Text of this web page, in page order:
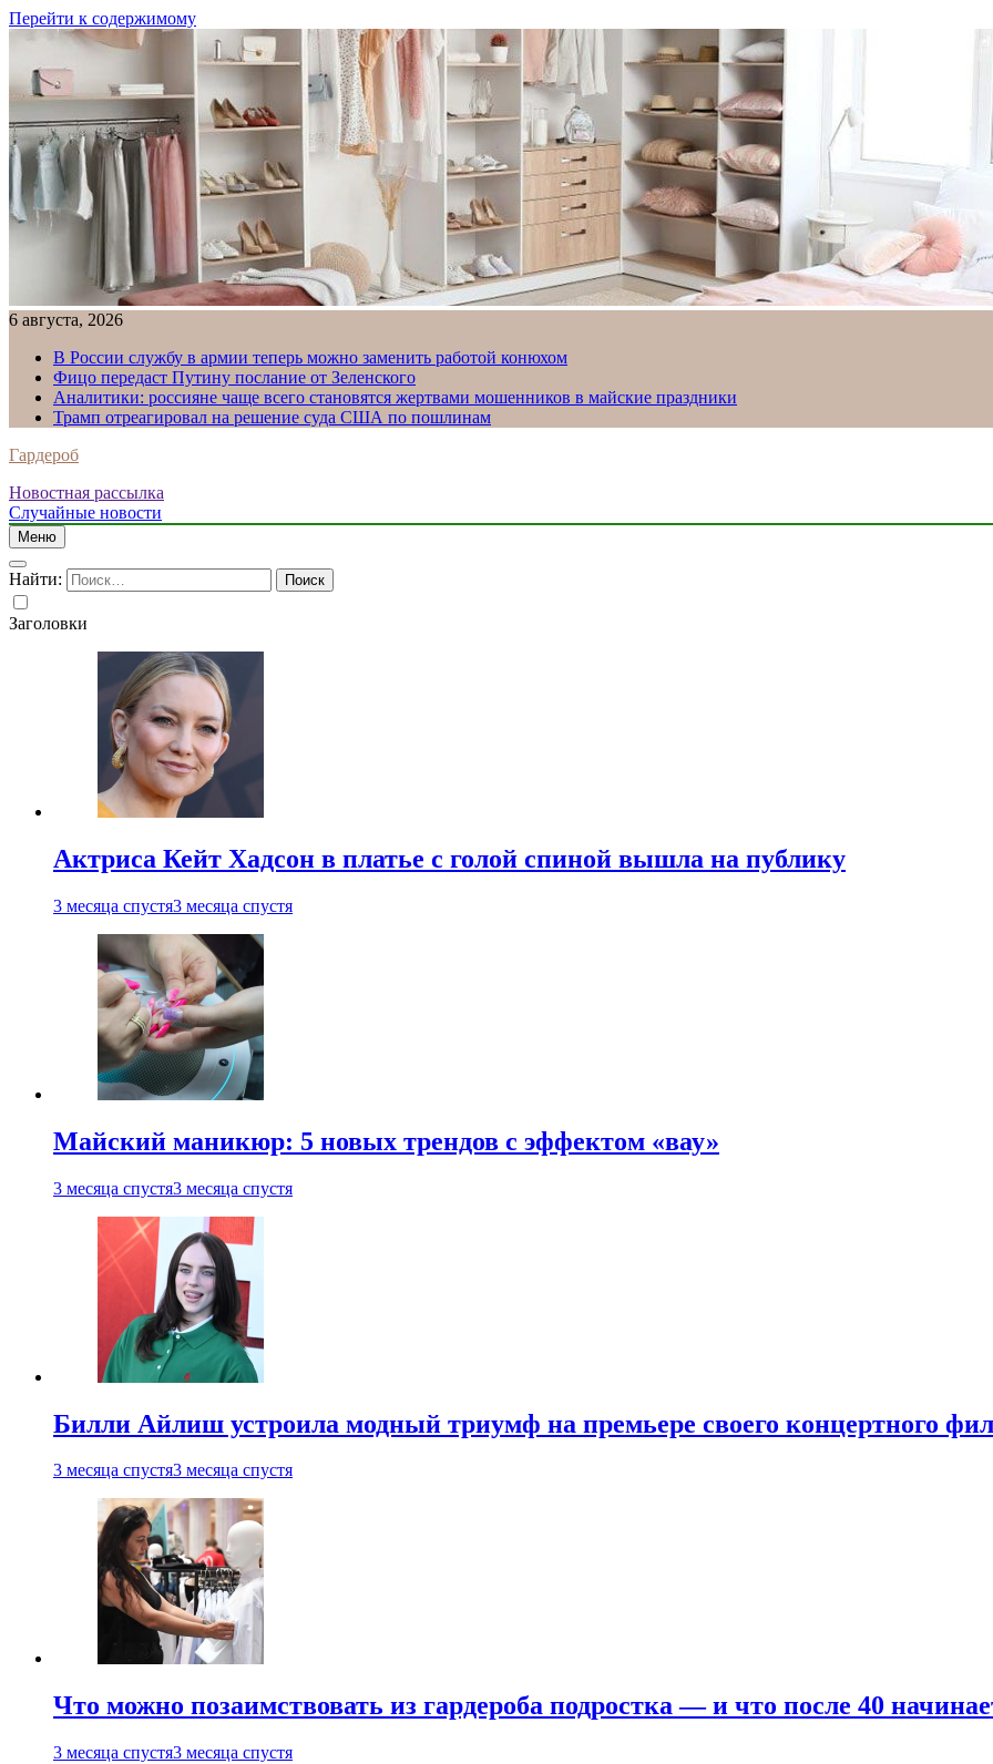
Перейти к содержимому
6 августа, 2026
В России службу в армии теперь можно заменить работой конюхом
Фицо передаст Путину послание от Зеленского
Аналитики: россияне чаще всего становятся жертвами мошенников в майские праздники
Трамп отреагировал на решение суда США по пошлинам
Гардероб
Новостная рассылка
Случайные новости
Меню
Найти:
Заголовки
Актриса Кейт Хадсон в платье с голой спиной вышла на публику
3 месяца спустя3 месяца спустя
Майский маникюр: 5 новых трендов с эффектом «вау»
3 месяца спустя3 месяца спустя
Билли Айлиш устроила модный триумф на премьере своего концертного
3 месяца спустя3 месяца спустя
Что можно позаимствовать из гардероба подростка — и что после 40
3 месяца спустя3 месяца спустя